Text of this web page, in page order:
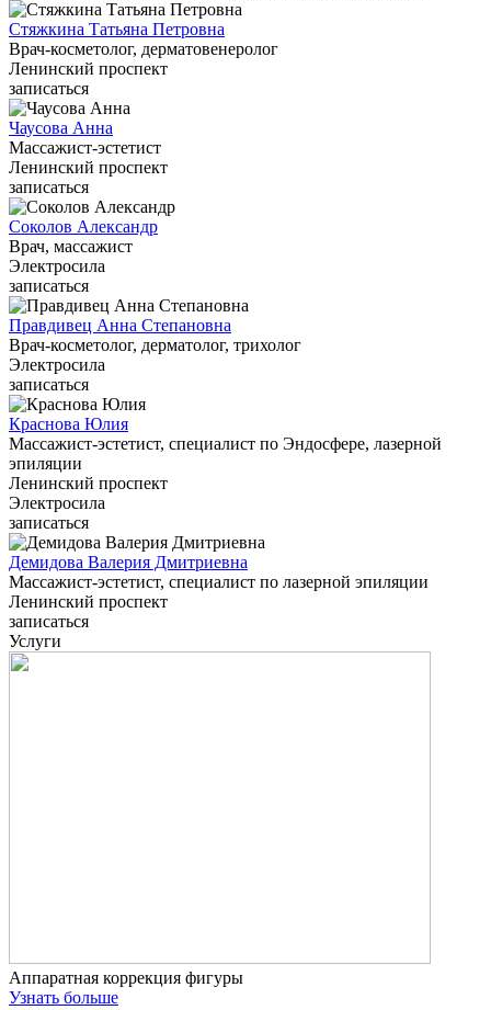
Стяжкина Татьяна Петровна
Врач-косметолог, дерматовенеролог
Ленинский проспект
записаться
Чаусова Анна
Массажист-эстетист
Ленинский проспект
записаться
Соколов Александр
Врач, массажист
Электросила
записаться
Правдивец Анна Степановна
Врач-косметолог, дерматолог, трихолог
Электросила
записаться
Краснова Юлия
Массажист-эстетист, специалист по Эндосфере, лазерной
эпиляции
Ленинский проспект
Электросила
записаться
Демидова Валерия Дмитриевна
Массажист-эстетист, специалист по лазерной эпиляции
Ленинский проспект
записаться
Услуги
Аппаратная коррекция фигуры
Узнать больше